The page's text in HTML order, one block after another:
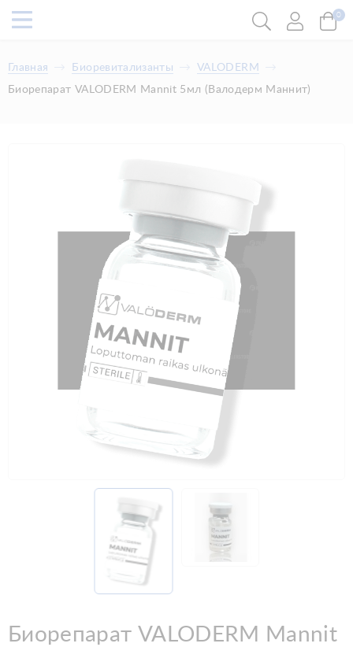
0
Главная Биоревитализанты
VALODERM
Биорепарат VALODERM Mannit 5мл (Валодерм Маннит)
Биорепарат VALODERM Mannit